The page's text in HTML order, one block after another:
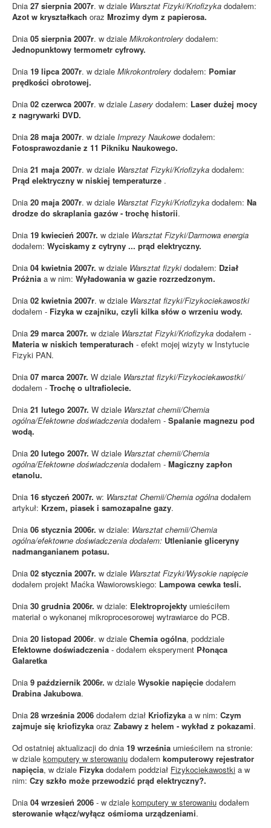
Dnia 27 sierpnia 2007r. w dziale Warsztat Fizyki/Kriofizyka dodałem:
Azot w kryształkach oraz Mrozimy dym z papierosa.
Dnia 05 sierpnia 2007r. w dziale Mikrokontrolery dodałem:
Jednopunktowy termometr cyfrowy.
Dnia 19 lipca 2007r. w dziale Mikrokontrolery dodałem: Pomiar
prędkości obrotowej.
Dnia 02 czerwca 2007r. w dziale Lasery dodałem: Laser dużej mocy
z nagrywarki DVD.
Dnia 28 maja 2007r. w dziale Imprezy Naukowe dodałem:
Fotosprawozdanie z 11 Pikniku Naukowego.
Dnia 21 maja 2007r. w dziale Warsztat Fizyki/Kriofizyka dodałem:
Prąd elektryczny w niskiej temperaturze .
Dnia 20 maja 2007r. w dziale Warsztat Fizyki/Kriofizyka dodałem: Na
drodze do skraplania gazów - trochę historii.
Dnia 19 kwiecień 2007r. w dziale Warsztat Fizyki/Darmowa energia
dodałem: Wyciskamy z cytryny ... prąd elektryczny.
Dnia 04 kwietnia 2007r. w dziale Warsztat fizykidodałem: Dział
Próżnia a w nim: Wyładowania w gazie rozrzedzonym.
Dnia 02 kwietnia 2007r. w dziale Warsztat fizyki/Fizykociekawostki
dodałem - Fizyka w czajniku, czyli kilka słów o wrzeniu wody.
Dnia 29 marca 2007r. w dziale Warsztat Fizyki/Kriofizyka dodałem -
Materia w niskich temperaturach - efekt mojej wizyty w Instytucie
Fizyki PAN.
Dnia 07 marca 2007r. W dziale Warsztat fizyki/Fizykociekawostki/
dodałem - Trochę o ultrafiolecie.
Dnia 21 lutego 2007r. W dziale Warsztat chemii/Chemia
ogólna/Efektowne doświadczenia dodałem - Spalanie magnezu pod
wodą.
Dnia 20 lutego 2007r. W dziale Warsztat chemii/Chemia
ogólna/Efektowne doświadczenia dodałem - Magiczny zapłon
etanolu.
Dnia 16 styczeń 2007r. w: Warsztat Chemii/Chemia ogólna dodałem
artykuł: Krzem, piasek i samozapalne gazy.
Dnia 06 stycznia 2006r. w dziale: Warsztat chemii/Chemia
ogólna/efektowne doświadczenia dodałem: Utlenianie gliceryny
nadmanganianem potasu.
Dnia 02 stycznia 2007r. w dziale Warsztat Fizyki/Wysokie napięcie
dodałem projekt Maćka Wawiorowskiego: Lampowa cewka tesli.
Dnia 30 grudnia 2006r. w dziale: Elektroprojekty umieściłem
materiał o wykonanej mikroprocesorowej wytrawiarce do PCB.
Dnia 20 listopad 2006r. w dziale Chemia ogólna, poddziale
Efektowne doświadczenia - dodałem eksperyment Płonąca
Galaretka
Dnia 9 październik 2006r. w dziale Wysokie napięcie dodałem
Drabina Jakubowa.
Dnia 28 września 2006 dodałem dział Kriofizyka a w nim: Czym
zajmuje się kriofizyka oraz Zabawy z helem - wykład z pokazami.
Od ostatniej aktualizacji do dnia 19 września umieściłem na stronie:
w dziale komputery w sterowaniu dodałem komputerowy rejestrator
napięcia, w dziale Fizyka dodałem poddział Fizykociekawostki a w
nim: Czy szkło może przewodzić prąd elektryczny?.
Dnia 04 wrzesień 2006 - w dziale komputery w sterowaniu dodałem
sterowanie włącz/wyłącz ośmioma urządzeniami.